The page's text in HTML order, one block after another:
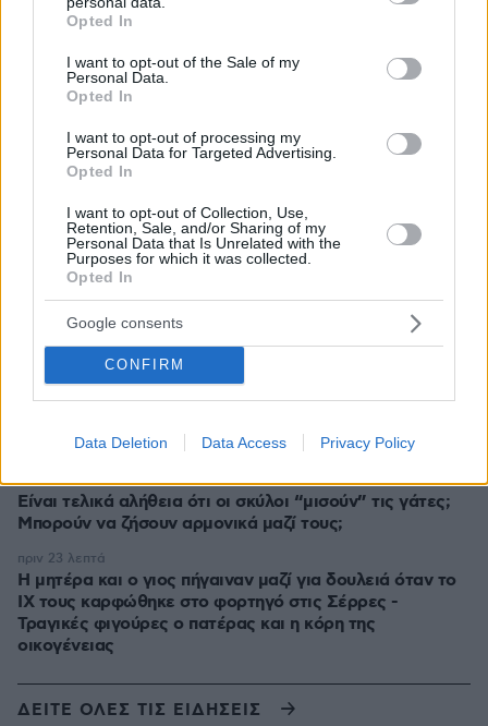
grant or deny consent to Google and its third-party tags to
use your data for below specified purposes in below Google
consent section.
Opted In
I want to opt-out of the Sale of my
Personal Data.
Opted In
I want to opt-out of processing my
Personal Data for Targeted Advertising.
Opted In
I want to opt-out of Collection, Use,
Retention, Sale, and/or Sharing of my
Personal Data that Is Unrelated with the
Purposes for which it was collected.
Opted In
Google consents
CONFIRM
Data Deletion Data Access Privacy Policy
ένα άκρως ιδιωτικό πάρτι στην αγγλική εξοχή
Φωτιά στην Αττικοβοιωτία: Πάνω από 61.500
στρέμματα κάηκαν τις νυχτερινές ώρες, δείτε χάρτες
Η αδημοσίευτη φωτογραφία της Τούνη με τον σύντροφό
της από τα περσινά γενέθλιά της στην Ίμπιζα όταν
Στο mega yacht «Boardwalk» στην Κέρκυρα η δεξίωση
για τα 250 χρόνια από την αμερικανική ανεξαρτησία -
Δείτε φωτογραφίες και βίντεο
πριν 17 λεπτά
Συνελήφθη 16χρονος στη Φλωρεντία για προπαγάνδα
με τρομοκρατικό κίνητρο, οι αναφορές στο ISIS
πριν 19 λεπτά
ψυχική υγεία των παιδιών
πριν 19 λεπτά
Είναι τελικά αλήθεια ότι οι σκύλοι “μισούν” τις γάτες;
Μπορούν να ζήσουν αρμονικά μαζί τους;
πριν 22 λεπτά
Η μητέρα και ο γιος πήγαιναν μαζί για δουλειά όταν το
ΙΧ τους καρφώθηκε στο φορτηγό στις Σέρρες -
Τραγικές φιγούρες ο πατέρας και η κόρη της
οικογένειας
πριν 23 λεπτά
ΔΕΙΤΕ ΟΛΕΣ ΤΙΣ ΕΙΔΗΣΕΙΣ